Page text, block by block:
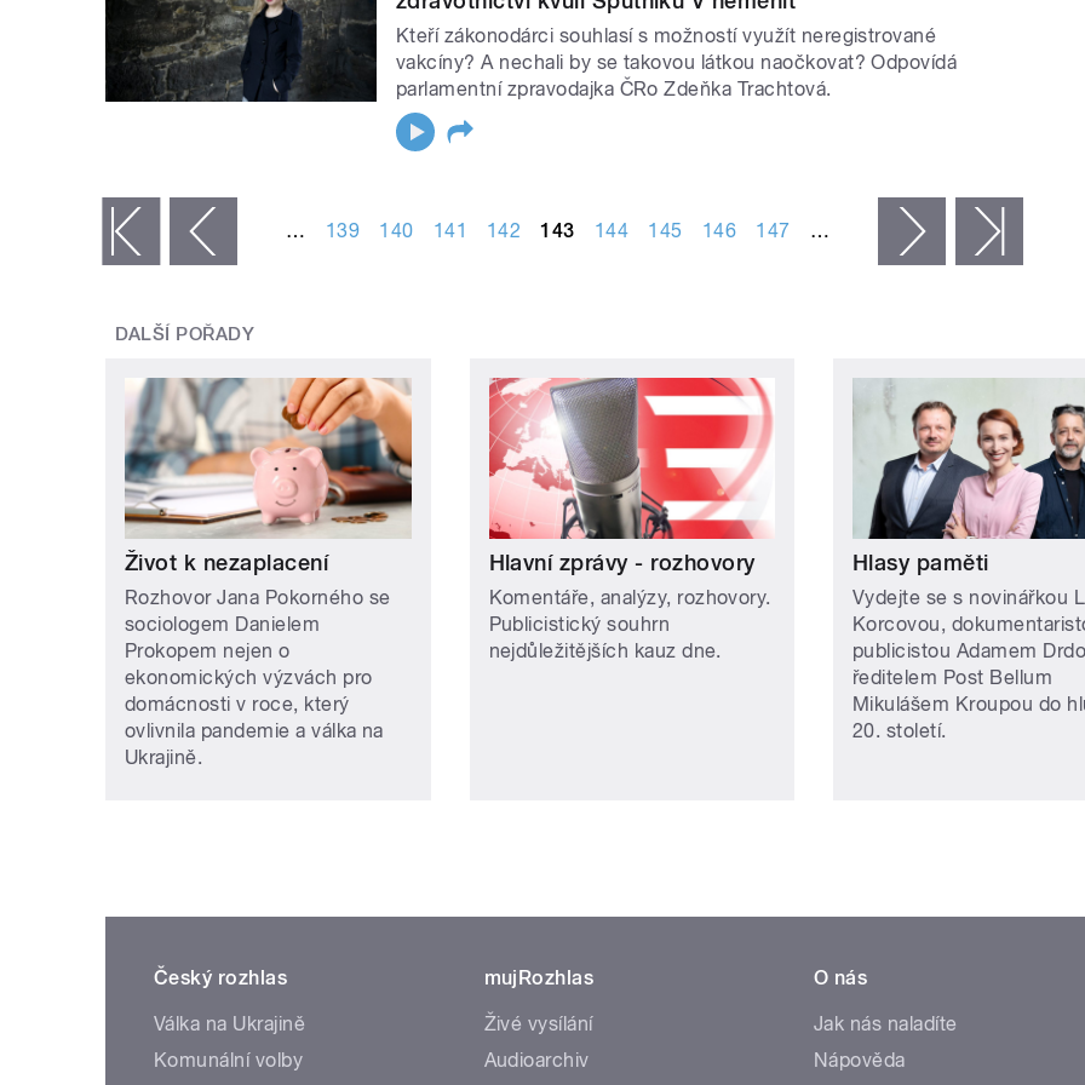
Kteří zákonodárci souhlasí s možností využít neregistrované
vakcíny? A nechali by se takovou látkou naočkovat? Odpovídá
parlamentní zpravodajka ČRo Zdeňka Trachtová.
‹ předchozí … 139 140 141 142 143 144 145 146 147 … následující ›
DALŠÍ POŘADY
Život k nezaplacení
Rozhovor Jana Pokorného se
sociologem Danielem
Prokopem nejen o
ekonomických výzvách pro
domácnosti v roce, který
ovlivnila pandemie a válka na
Ukrajině.
Hlavní zprávy - rozhovory
Komentáře, analýzy, rozhovory.
Publicistický souhrn
nejdůležitějších kauz dne.
Hlasy paměti
Vydejte se s novinářkou
Korcovou,
publicistou Adamem
ředitelem Post Bellum
Mikulášem Kroupou do
20. století.
Český rozhlas
Válka na Ukrajině
Komunální volby
mujRozhlas
Živé vysílání
Audioarchiv
O nás
Jak nás naladíte
Nápověda